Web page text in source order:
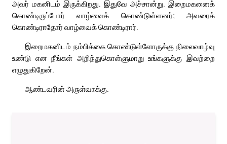
அவர் மகனிடம் இருக்கிறது. இதுவே அச்சான்று. இறைமகனைக்
கொண்டிருப்போர் வாழ்வைக் கொண்டுள்ளனர்; அவரைக்
கொண்டிராதோர் வாழ்வைக் கொண்டிரார்.
இறைமகனிடம் நம்பிக்கை கொண்டுள்ளோருக்கு நிலைவாழ்வு
உண்டு என நீங்கள் அறிந்துகொள்ளுமாறு உங்களுக்கு இவற்றை
எழுதுகிறேன்.
ஆண்டவரின் அருள்வாக்கு.